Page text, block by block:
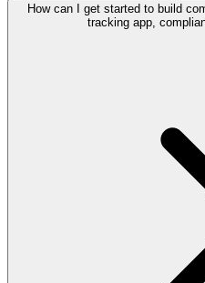
How can I get started to build
tracking app,